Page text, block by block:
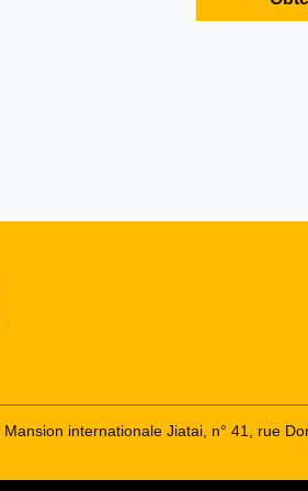
internationale Jiatai, n° 41, rue